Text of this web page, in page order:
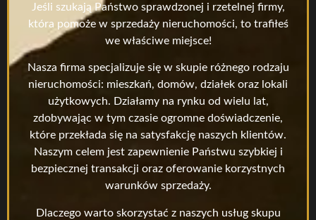
Jeśli szukają Państwo sprawdzonej i rzetelnej firmy,
która pomoże w sprzedaży nieruchomości, to trafiłeś
we właściwe miejsce!
Nasza firma specjalizuje się w skupie różnego rodzaju
nieruchomości: mieszkań, domów, działek oraz lokali
użytkowych. Działamy na rynku od wielu lat,
zdobywając w tym czasie ogromne doświadczenie,
które przekłada się na satysfakcję naszych klientów.
Naszym celem jest zapewnienie Państwu szybkiej i
bezpiecznej transakcji oraz oferowanie korzystnych
warunków sprzedaży.
Dlaczego warto skorzystać z naszych usług skupu